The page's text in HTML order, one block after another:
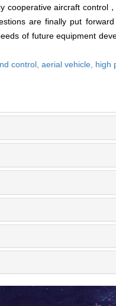
cooperative aircraft
are finally put
of future equipment
control, aerial vehicle, high